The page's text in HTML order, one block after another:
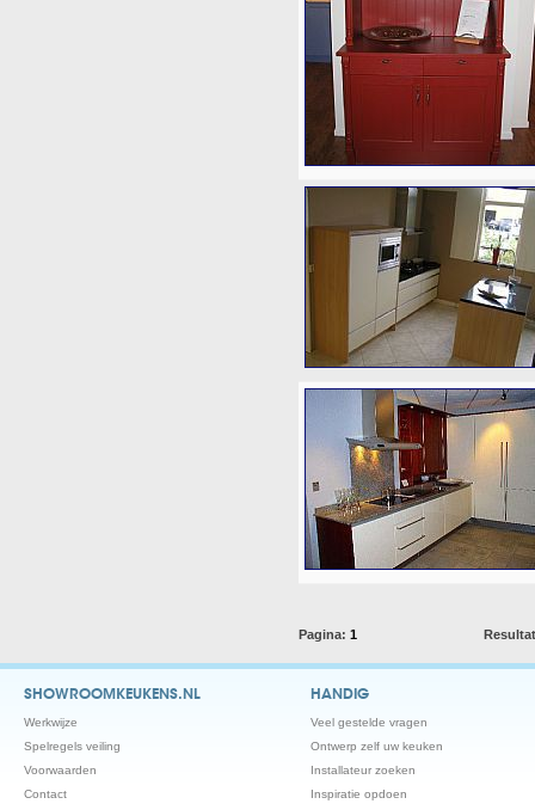
Pagina: 1
SHOWROOMKEUKENS.NL
Werkwijze
Spelregels veiling
Voorwaarden
Contact
HANDIG
Veel gestelde vragen
Ontwerp zelf uw keuken
Installateur zoeken
Inspiratie opdoen